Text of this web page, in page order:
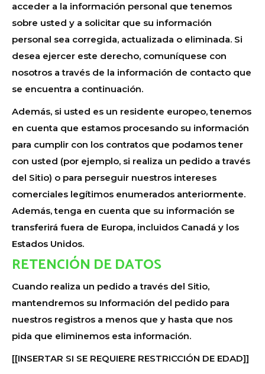
acceder a la información personal que tenemos
sobre usted y a solicitar que su información
personal sea corregida, actualizada o eliminada. Si
desea ejercer este derecho, comuníquese con
nosotros a través de la información de contacto que
se encuentra a continuación.
Además, si usted es un residente europeo, tenemos
en cuenta que estamos procesando su información
para cumplir con los contratos que podamos tener
con usted (por ejemplo, si realiza un pedido a través
del Sitio) o para perseguir nuestros intereses
comerciales legítimos enumerados anteriormente.
Además, tenga en cuenta que su información se
transferirá fuera de Europa, incluidos Canadá y los
Estados Unidos.
RETENCIÓN DE DATOS
Cuando realiza un pedido a través del Sitio,
mantendremos su Información del pedido para
nuestros registros a menos que y hasta que nos
pida que eliminemos esta información.
[[INSERTAR SI SE REQUIERE RESTRICCIÓN DE EDAD]]